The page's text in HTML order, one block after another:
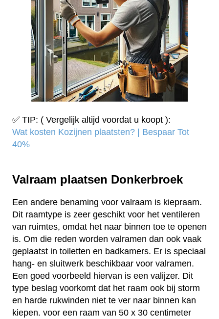
✅ TIP: ( Vergelijk altijd voordat u koopt ):
Wat kosten Kozijnen plaatsten? | Bespaar Tot
40%‎
Valraam plaatsen Donkerbroek
Een andere benaming voor valraam is kiepraam.
Dit raamtype is zeer geschikt voor het ventileren
van ruimtes, omdat het naar binnen toe te openen
is. Om die reden worden valramen dan ook vaak
geplaatst in toiletten en badkamers. Er is speciaal
hang- en sluitwerk beschikbaar voor valramen.
Een goed voorbeeld hiervan is een valijzer. Dit
type beslag voorkomt dat het raam ook bij storm
en harde rukwinden niet te ver naar binnen kan
kiepen. voor een raam van 50 x 30 centimeter